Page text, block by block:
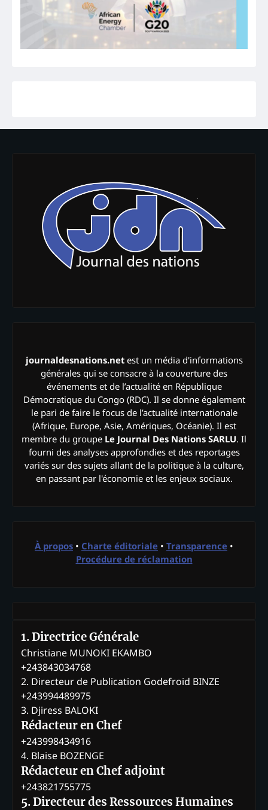
journaldesnations.netest un média d'informations
générales qui se consacre à la couverture des
événements et de l’actualité en République
Démocratique du Congo (RDC). Il se donne également
le pari de faire le focus de l’actualité internationale
(Afrique, Europe, Asie, Amériques, Océanie). Il est
membre du groupe Le Journal Des Nations SARLU. Il
fourni des analyses approfondies et des reportages
variés sur des sujets allant de la politique à la culture,
en passant par l'économie et les enjeux sociaux.
À propos • Charte éditoriale • Transparence •
Procédure de réclamation
1. Directrice Générale
Christiane MUNOKI EKAMBO
+243843034768
2. Directeur de Publication Godefroid BINZE
+243994489975
3. Djiress BALOKI
Rédacteur en Chef
+243998434916
4. Blaise BOZENGE
Rédacteur en Chef adjoint
+243821755775
5. Directeur des Ressources Humaines